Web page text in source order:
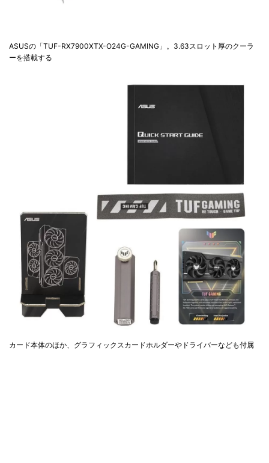
ASUSの「TUF-RX7900XTX-O24G-GAMING」。3.63スロット厚のクーラ
ーを搭載する
カード本体のほか、グラフィックスカードホルダーやドライバーなども付属